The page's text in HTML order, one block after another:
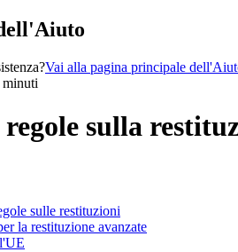
Vai alla pagina principale
minuti
sulla
sulle restituzioni
la restituzione avanzate